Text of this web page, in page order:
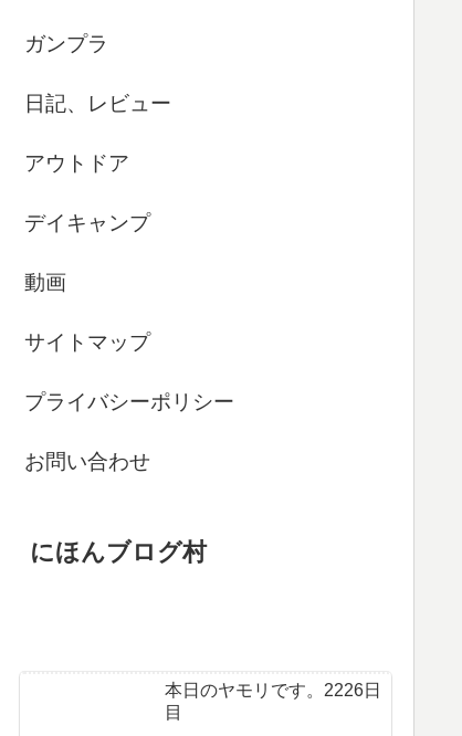
ガンプラ
日記、レビュー
アウトドア
デイキャンプ
動画
サイトマップ
プライバシーポリシー
お問い合わせ
にほんブログ村
本日のヤモリです。2226日
目